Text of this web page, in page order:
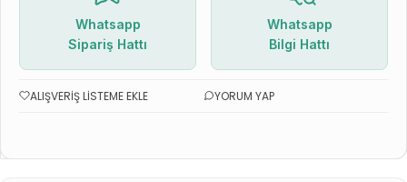
Whatsapp
Sipariş Hattı
Whatsapp
Bilgi Hattı
ALIŞVERIŞ LISTEME EKLE YORUM YAP